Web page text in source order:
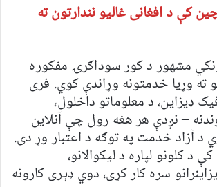
کې د افغانی غالیو نندارتون ته
مشهور د کور سوداګرۍ مفکوره
ته وړیا خدمتونه وړاندې کوي. فری
ډیزاین، د معلوماتو داخلول،
– نږدې هر هغه رول چې آنلاین
د آزاد خدمت په توګه د اعتبار وړ دی.
ما په Shopify کې د کلونو لپاره د لیکوالانو،
سره کار کړی، دوي ډېری کارونه